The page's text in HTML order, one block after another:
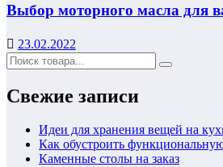
Выбор моторного масла для
23.02.2022
Свежие записи
Идеи для хранения вещей на
Как обустроить
Каменные столы на заказ